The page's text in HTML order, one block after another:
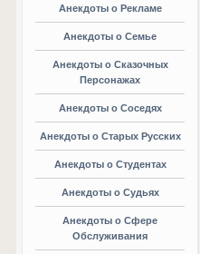
Анекдоты о Рекламе
Анекдоты о Семье
Анекдоты о Сказочных
Персонажах
Анекдоты о Соседях
Анекдоты о Старых Русских
Анекдоты о Студентах
Анекдоты о Судьях
Анекдоты о Сфере
Обслуживания